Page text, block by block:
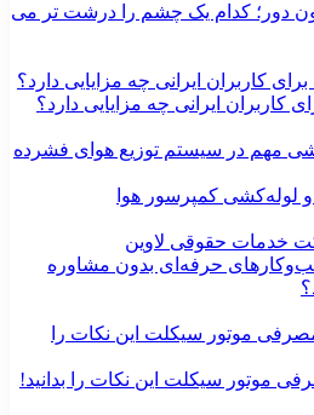
دور؛ کدام یک چشم را درشت تر می
کاربران ایرانی چه مزایایی دارد؟
لوله‌کشی کمپرسور هوا
حرفه‌ای بدون مشاوره
موتور سیکلت این نکات را بدانید!